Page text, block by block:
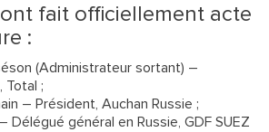
fait officiellement acte
:
(Administrateur sortant) –
Total ;
– Président, Auchan Russie ;
Délégué général en Russie, GDF SUEZ